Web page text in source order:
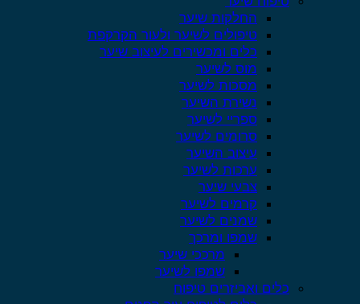
החלקות שיער
טיפולים לשיער ולעור הקרקפת
כלים ומכשירים לעיצוב שיער
מוס לשיער
מסכות לשיער
נשירת השיער
ספריי לשיער
סרומים לשיער
עיצוב השיער
ערכות לשיער
צבעי שיער
קרמים לשיער
שמנים לשיער
שמפו ומרכך
מרככי שיער
שמפו לשיער
כלים ואביזרים טיפוח